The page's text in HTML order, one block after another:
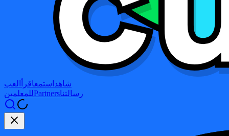
شاهد استمعاقرأ
العب
للمعلمينPartnersرسالتنا